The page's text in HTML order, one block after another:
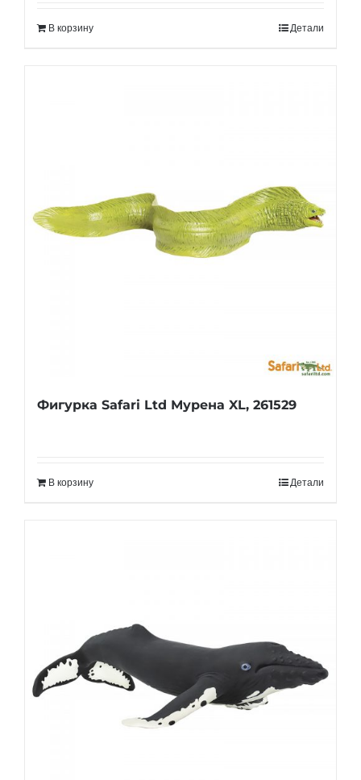
В корзину Детали
Фигурка Safari Ltd Мурена XL, 261529
В корзину Детали